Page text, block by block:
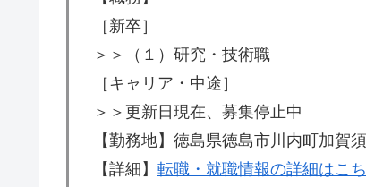
［新卒］
＞＞（１）研究・技術職
［キャリア・中途］
＞＞更新日現在、募集停止中
【勤務地】徳島県徳島市川内町加賀
【詳細】 転職・就職情報の詳細はこ